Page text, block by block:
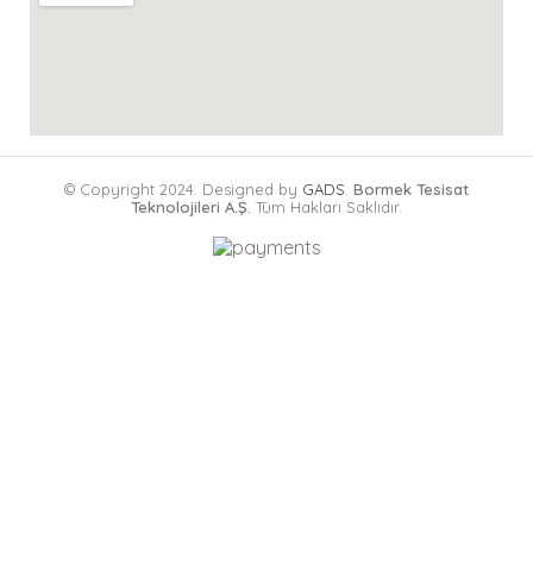
© Copyright 2024. Designed by GADS. Bormek Tesisat
Teknolojileri A.Ş. Tüm Hakları Saklıdır.